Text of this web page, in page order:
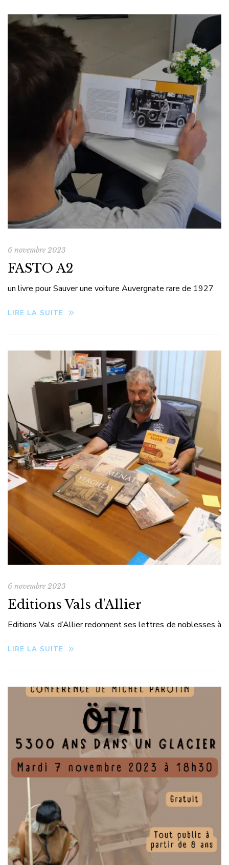
6 novembre 2023
FASTO A2
un livre pour Sauver une voiture Auvergnate rare de 1927
LIRE LA SUITE
6 novembre 2023
Editions Vals d’Allier
Editions Vals d’Allier redonnent ses lettres de noblesses à
LIRE LA SUITE